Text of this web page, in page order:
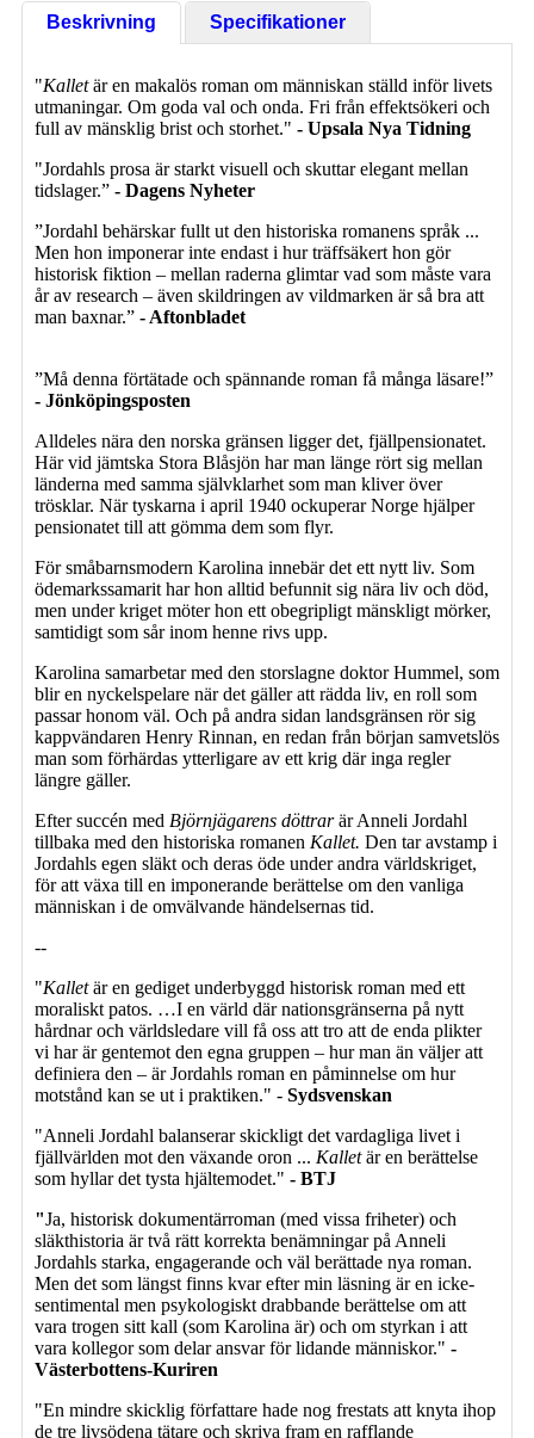
Beskrivning
Specifikationer
"Kalletär en makalös roman om människan ställd inför livets
utmaningar. Om goda val och onda. Fri från effektsökeri och
full av mänsklig brist och storhet." - Upsala Nya Tidning
"Jordahls prosa är starkt visuell och skuttar elegant mellan
tidslager.” - Dagens Nyheter
”Jordahl behärskar fullt ut den historiska romanens språk ...
Men hon imponerar inte endast i hur träffsäkert hon gör
historisk fiktion – mellan raderna glimtar vad som måste vara
år av research – även skildringen av vildmarken är så bra att
man baxnar.” - Aftonbladet
”Må denna förtätade och spännande roman få många läsare!”
- Jönköpingsposten
Alldeles nära den norska gränsen ligger det, fjällpensionatet.
Här vid jämtska Stora Blåsjön har man länge rört sig mellan
länderna med samma självklarhet som man kliver över
trösklar. När tyskarna i april 1940 ockuperar Norge hjälper
pensionatet till att gömma dem som flyr.
För småbarnsmodern Karolina innebär det ett nytt liv. Som
ödemarkssamarit har hon alltid befunnit sig nära liv och död,
men under kriget möter hon ett obegripligt mänskligt mörker,
samtidigt som sår inom henne rivs upp.
Karolina samarbetar med den storslagne doktor Hummel, som
blir en nyckelspelare när det gäller att rädda liv, en roll som
passar honom väl. Och på andra sidan landsgränsen rör sig
kappvändaren Henry Rinnan, en redan från början samvetslös
man som förhärdas ytterligare av ett krig där inga regler
längre gäller.
Efter succén med Björnjägarens döttrarär Anneli Jordahl
tillbaka med den historiska romanen Kallet. Den tar avstamp i
Jordahls egen släkt och deras öde under andra världskriget,
för att växa till en imponerande berättelse om den vanliga
människan i de omvälvande händelsernas tid.
--
"Kalletär en gediget underbyggd historisk roman med ett
moraliskt patos. …I en värld där nationsgränserna på nytt
hårdnar och världsledare vill få oss att tro att de enda plikter
vi har är gentemot den egna gruppen – hur man än väljer att
definiera den – är Jordahls roman en påminnelse om hur
motstånd kan se ut i praktiken." - Sydsvenskan
"Anneli Jordahl balanserar skickligt det vardagliga livet i
fjällvärlden mot den växande oron ... Kalletär en berättelse
som hyllar det tysta hjältemodet." - BTJ
"Ja, historisk dokumentärroman (med vissa friheter) och
släkthistoria är två rätt korrekta benämningar på Anneli
Jordahls starka, engagerande och väl berättade nya roman.
Men det som längst finns kvar efter min läsning är en icke-
sentimental men psykologiskt drabbande berättelse om att
vara trogen sitt kall (som Karolina är) och om styrkan i att
vara kollegor som delar ansvar för lidande människor." -
Västerbottens-Kuriren
"En mindre skicklig författare hade nog frestats att knyta ihop
de tre livsödena tätare och skriva fram en rafflande